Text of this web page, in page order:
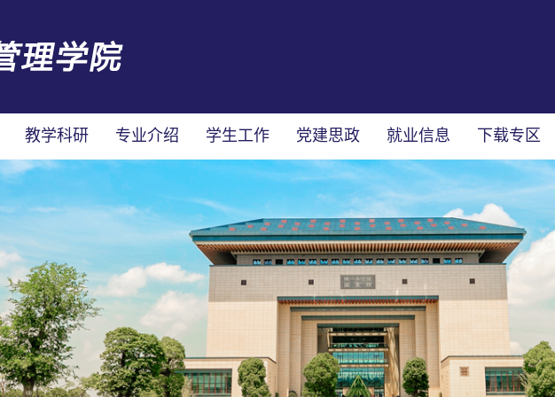
教学科研 专业介绍 学生工作 党建思政 就业信息 下载专区